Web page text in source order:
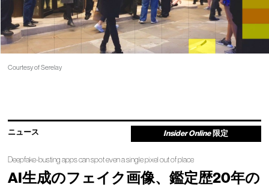
Courtesy of Serelay
ニュース Insider Online 限定
Deepfake-busting apps can spot even a single pixel out of place
AI生成のフェイク画像、鑑定歴20年の